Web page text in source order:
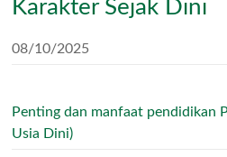
Karakter Sejak Dini
08/10/2025
Penting dan manfaat pendidikan
Usia Dini)